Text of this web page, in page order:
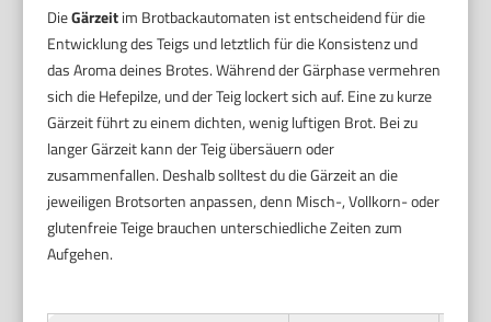
DieGärzeitim Brotbackautomaten ist entscheidend für die
Entwicklung des Teigs und letztlich für die Konsistenz und
das Aroma deines Brotes. Während der Gärphase vermehren
sich die Hefepilze, und der Teig lockert sich auf. Eine zu kurze
Gärzeit führt zu einem dichten, wenig luftigen Brot. Bei zu
langer Gärzeit kann der Teig übersäuern oder
zusammenfallen. Deshalb solltest du die Gärzeit an die
jeweiligen Brotsorten anpassen, denn Misch-, Vollkorn- oder
glutenfreie Teige brauchen unterschiedliche Zeiten zum
Aufgehen.